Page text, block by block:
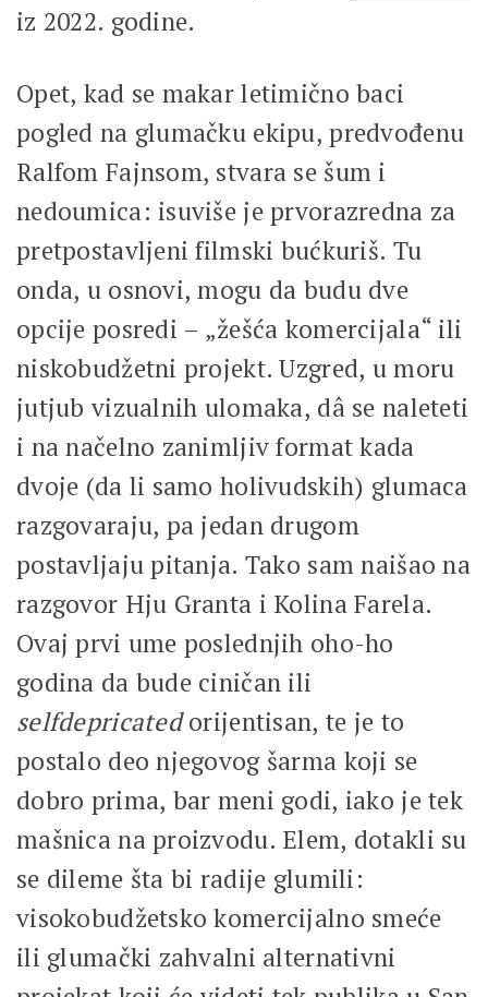
iz 2022. godine.
Opet, kad se makar letimično baci
pogled na glumačku ekipu, predvođenu
Ralfom Fajnsom, stvara se šum i
nedoumica: isuviše je prvorazredna za
pretpostavljeni filmski bućkuriš. Tu
onda, u osnovi, mogu da budu dve
opcije posredi – „žešća komercijala“ ili
niskobudžetni projekt. Uzgred, u moru
jutjub vizualnih ulomaka, dâ se naleteti
i na načelno zanimljiv format kada
dvoje (da li samo holivudskih) glumaca
razgovaraju, pa jedan drugom
postavljaju pitanja. Tako sam naišao na
razgovor Hju Granta i Kolina Farela.
Ovaj prvi ume poslednjih oho-ho
godina da bude ciničan ili
selfdepricatedorijentisan, te je to
postalo deo njegovog šarma koji se
dobro prima, bar meni godi, iako je tek
mašnica na proizvodu. Elem, dotakli su
se dileme šta bi radije glumili:
visokobudžetsko komercijalno smeće
ili glumački zahvalni alternativni